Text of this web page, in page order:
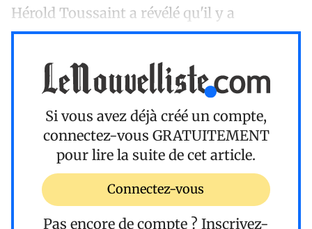
Hérold Toussaint a révélé qu'il y a
Si vous avez déjà créé un compte,
connectez-vous GRATUITEMENT
pour lire la suite de cet article.
Connectez-vous
Pas encore de compte ? Inscrivez-